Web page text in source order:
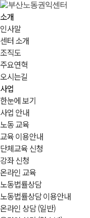
소개
인사말
센터 소개
조직도
주요연혁
오시는길
사업
한눈에 보기
사업 안내
노동 교육
교육 이용안내
단체교육 신청
강좌 신청
온라인 교육
노동법률상담
노동법률상담 이용안내
온라인 상담 (일반)